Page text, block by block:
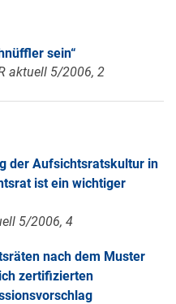
sein“
aktuell 5/2006, 2
der Aufsichtsratskultur in
ist ein wichtiger
5/2006, 4
nach dem Muster
zertifizierten